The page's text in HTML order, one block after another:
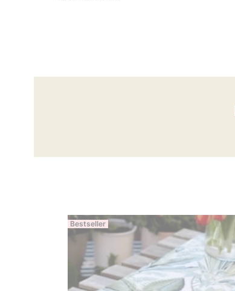
Bestseller